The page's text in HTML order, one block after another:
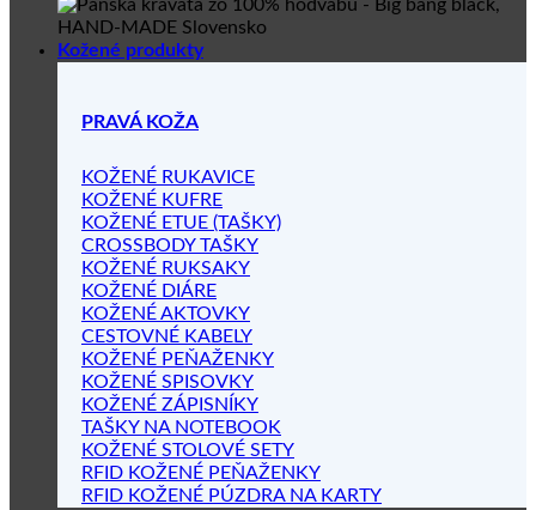
Kožené produkty
PRAVÁ KOŽA
KOŽENÉ RUKAVICE
KOŽENÉ KUFRE
KOŽENÉ ETUE (TAŠKY)
CROSSBODY TAŠKY
KOŽENÉ RUKSAKY
KOŽENÉ DIÁRE
KOŽENÉ AKTOVKY
CESTOVNÉ KABELY
KOŽENÉ PEŇAŽENKY
KOŽENÉ SPISOVKY
KOŽENÉ ZÁPISNÍKY
TAŠKY NA NOTEBOOK
KOŽENÉ STOLOVÉ SETY
RFID KOŽENÉ PEŇAŽENKY
RFID KOŽENÉ PÚZDRA NA KARTY